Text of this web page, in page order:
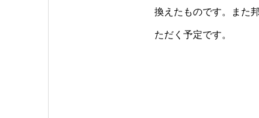
換えたものです。また
ただく予定です。